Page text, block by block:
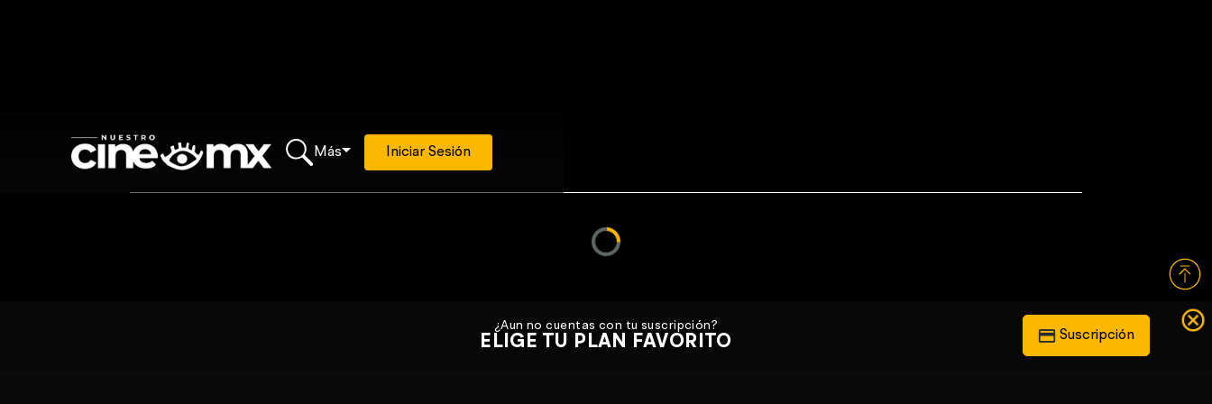
Más Iniciar Sesión
Loading...
¿Aun no cuentas con tu suscripción?
ELIGE TU PLAN FAVORITO Suscripción